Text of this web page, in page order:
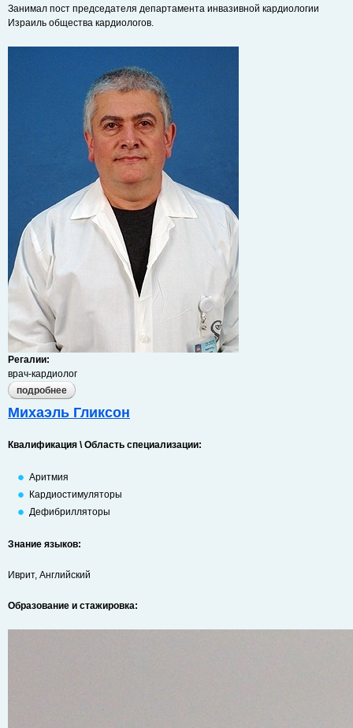
Занимал пост председателя департамента инвазивной кардиологии
Израиль общества кардиологов.
Регалии:
врач-кардиолог
подробнее о виктор гойте
Михаэль Гликсон
Квалификация \ Область специализации:
Аритмия
Кардиостимуляторы
Дефибрилляторы
Знание языков:
Иврит, Английский
Образование и стажировка: